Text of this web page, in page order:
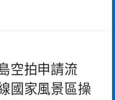
空拍申請流
國家風景區操